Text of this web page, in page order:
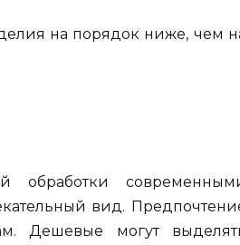
на порядок ниже, чем
обработки
вид.
Дешевые могут